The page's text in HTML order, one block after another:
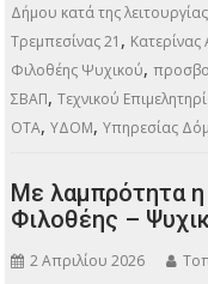
Δήμου κατά της
Τρεμπεσίνας 21 ,
Φιλοθέης Ψυχικού,
ΣΒΑΠ,Τεχνικού
ΟΤΑ,ΥΔΟΜ,Υπηρεσίας
Με λαμπρότητα
Φιλοθέης –
2 Απριλίου 2026